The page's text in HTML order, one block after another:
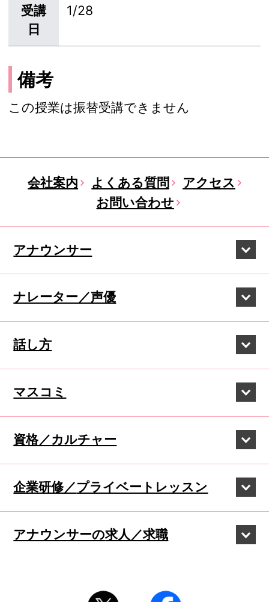
受講
日
1/28
備考
この授業は振替受講できません
会社案内 よくある質問
アクセス
お問い合わせ
アナウンサー
ナレーター／声優
話し方
マスコミ
資格／カルチャー
企業研修／プライベートレッスン
アナウンサーの求人／求職